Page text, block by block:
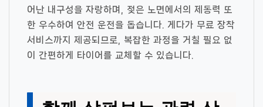
어난 내구성을 자랑하며, 젖은 노면에서의 제동력 또
한 우수하여 안전 운전을 돕습니다. 게다가 무료 장착
서비스까지 제공되므로, 복잡한 과정을 거칠 필요 없
이 간편하게 타이어를 교체할 수 있습니다.